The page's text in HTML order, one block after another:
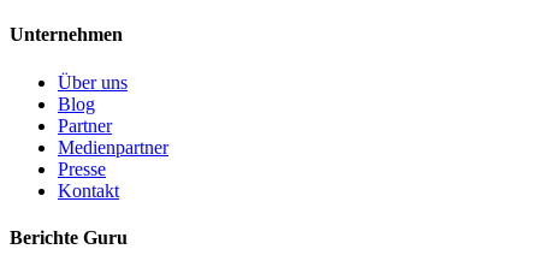
Unternehmen
Über uns
Blog
Partner
Medienpartner
Presse
Kontakt
Berichte Guru